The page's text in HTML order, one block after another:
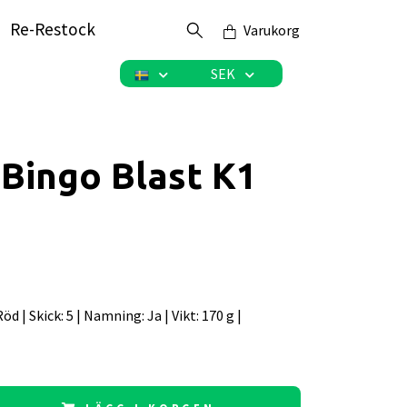
Re-Restock Varukorg
SEK
Blast K1
| Skick: 5 | Namning: Ja | Vikt: 170 g |